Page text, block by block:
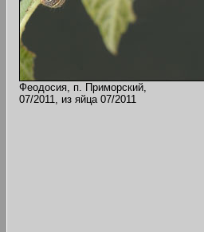
Феодосия, п. Приморский,
07/2011, из яйца 07/2011